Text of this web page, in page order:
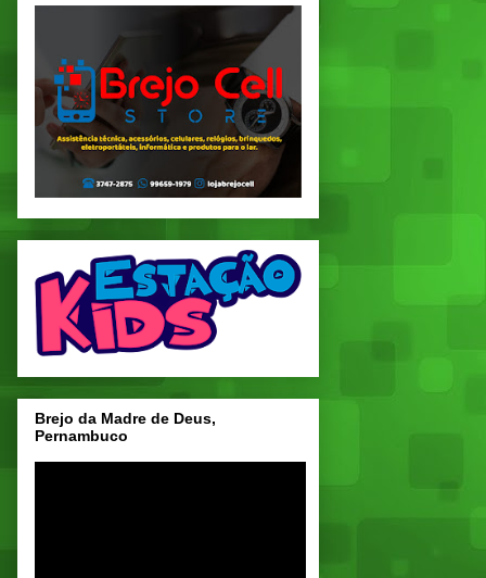
Brejo da Madre de Deus,
Pernambuco